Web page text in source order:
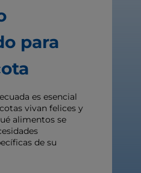
para
es esencial
vivan felices y
alimentos se
de su